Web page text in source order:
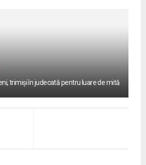
trimiși în judecată pentru luare de mită